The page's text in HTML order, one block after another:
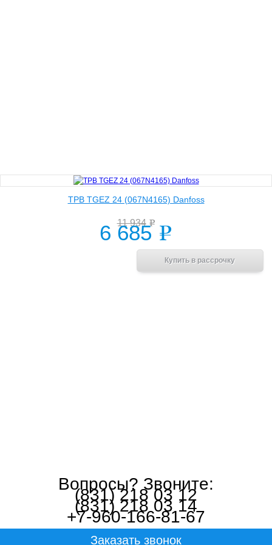
ТРВ TGEZ 24 (067N4165) Danfoss
11 934 e
6 685 e
Купить в рассрочку
Вопросы? Звоните:
(831) 218 03 12
(831) 218 03 14
+7-960-166-81-67
Заказать звонок